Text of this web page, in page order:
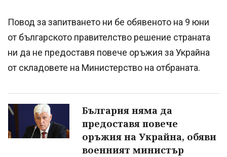
Повод за запитването ни бе обявеното на 9 юни
от българското правителство решение страната
ни да не предоставя повече оръжия за Украйна
от складовете на Министерство на отбраната.
България няма да
предоставя повече
оръжия на Украйна, обяви
военният министър